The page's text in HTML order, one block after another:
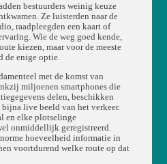
bestuurders weinig keuze
Ze luisterden naar de
raadpleegden een kaart of
Wie de weg goed kende,
kiezen, maar voor de meeste
de enige optie.
met de komst van
miljoenen smartphones die
delen, beschikken
bijna live beeld van het verkeer.
en elke plotselinge
onmiddellijk geregistreerd.
hoeveelheid informatie in
voortdurend welke route op dat